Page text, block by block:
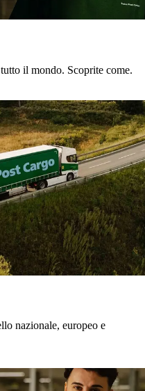
il mondo. Scoprite come.
nazionale, europeo e